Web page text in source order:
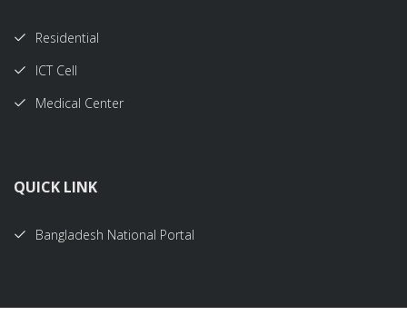
Residential
ICT Cell
Medical Center
QUICK LINK
Bangladesh National Portal